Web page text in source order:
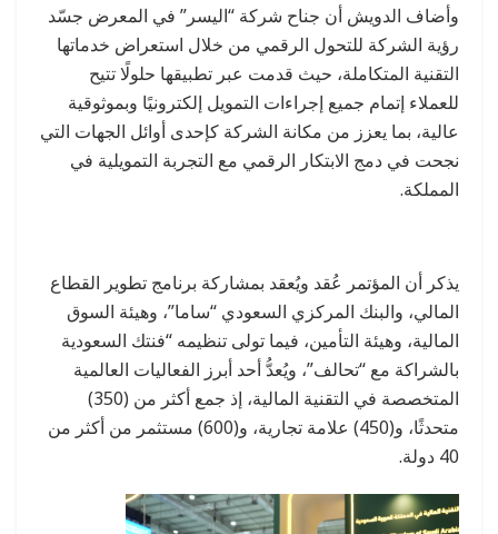
وأضاف الدويش أن جناح شركة “اليسر” في المعرض جسّد
رؤية الشركة للتحول الرقمي من خلال استعراض خدماتها
التقنية المتكاملة، حيث قدمت عبر تطبيقها حلولًا تتيح
للعملاء إتمام جميع إجراءات التمويل إلكترونيًا وبموثوقية
عالية، بما يعزز من مكانة الشركة كإحدى أوائل الجهات التي
نجحت في دمج الابتكار الرقمي مع التجربة التمويلية في
المملكة.
يذكر أن المؤتمر عُقد ويُعقد بمشاركة برنامج تطوير القطاع
المالي، والبنك المركزي السعودي “ساما”، وهيئة السوق
المالية، وهيئة التأمين، فيما تولى تنظيمه “فنتك السعودية
بالشراكة مع “تحالف”، ويُعدُّ أحد أبرز الفعاليات العالمية
المتخصصة في التقنية المالية، إذ جمع أكثر من (350)
متحدثًا، و(450) علامة تجارية، و(600) مستثمر من أكثر من
40 دولة.